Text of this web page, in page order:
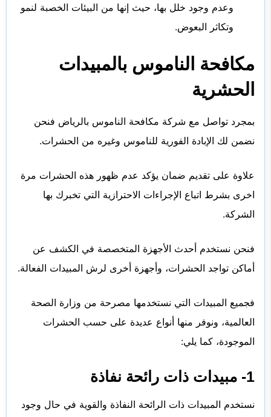
وعدم وجود خلل بها، حيث إنها من البيئات الخصبة لنمو
وتكاثر البعوض.
مكافحة الناموس بالمبيدات
الحشرية
بمجرد تواصل مع شركة مكافحة الناموس بالرياض فنحن
نضمن لك الإبادة الفورية للناموس وغيره من الحشرات.
علاوة على تقديم ضمان يؤكد عدم ظهور هذه الحشرات مرة
اخرى بشرط اتباع الإجراءات الاحترازية التي تخبرك بها
الشركة.
فنحن نستخدم أحدث الأجهزة المتخصصة في الكشف عن
أماكن تواجد الحشرات، وأجهزة أخرى لرش المبيدات الفعالة.
فجميع المبيدات التي نستخدمها مصرحة من وزارة الصحة
العالمية، ونوفر منها أنواع عديدة على حسب الحشرات
الموجودة، كما يلي:
1- مبيدات ذات رائحة نفاذة
نستخدم المبيدات ذات الرائحة النفاذة والقوية في حال وجود